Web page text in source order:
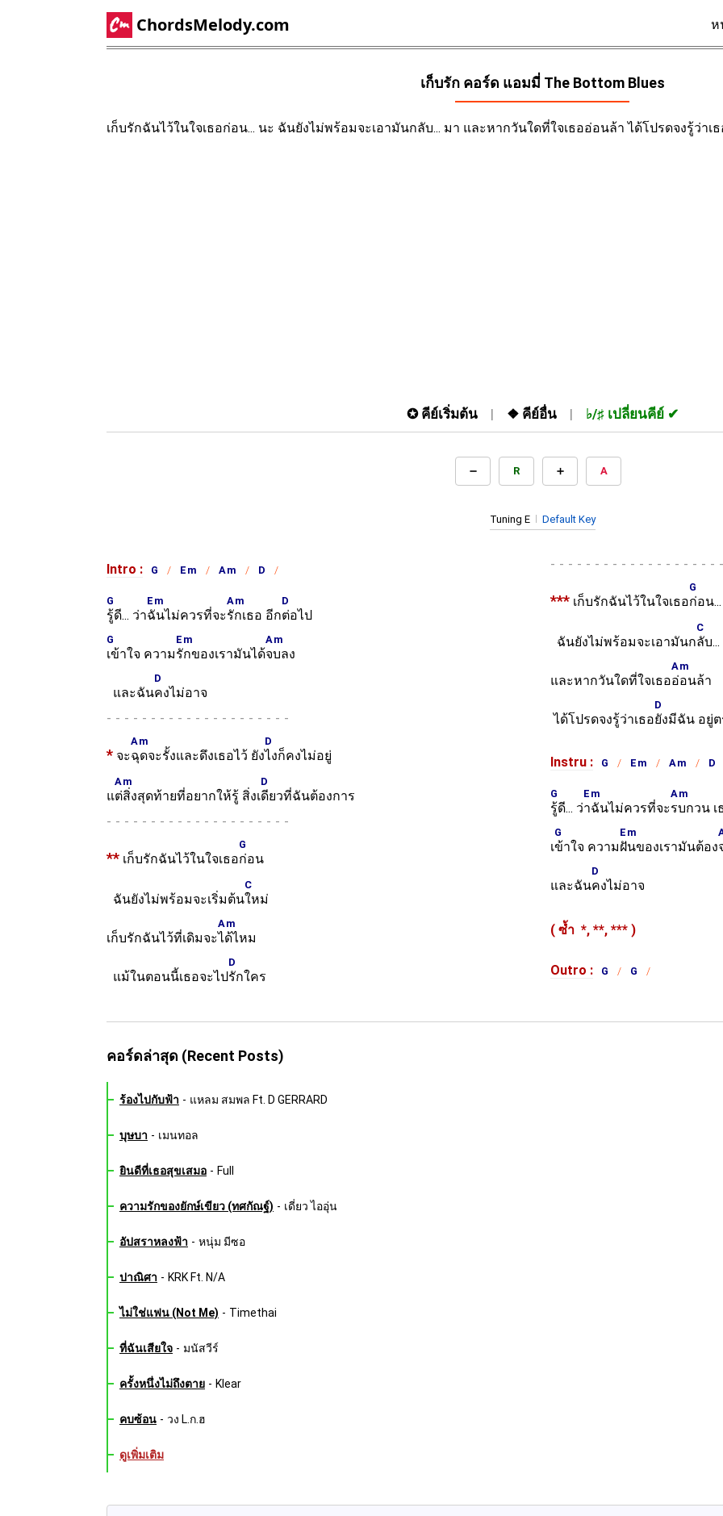
ChordsMelody.com ห
เก็บรัก คอร์ด แอมมี่ The Bottom Blues
เก็บรักฉันไว้ในใจเธอก่อน... นะ ฉันยังไม่พร้อมจะเอามันกลับ... มา และหากวันใดที่ใจเธออ่อนล้า ได้โปรดจงรู้ว่าเ
✪ คีย์เริ่มต้น ❖ คีย์อื่น ♭/♯ เปลี่ยนคีย์
R A
Tuning E Default Key
Intro : G Em Am D
G
รู้ดี... ว่า
Em
ฉันไม่ควรที่จะ
Am
รักเธอ อีก
D
ต่อไป
G
เข้าใจ ความ
Em
รักของเรามันได้
Am
จบลง
และฉัน
D
คงไม่อาจ
-
* จะ
Am
ฉุดจะรั้งและดึงเธอไว้ ยัง
D
ไงก็คงไม่อยู่
แ
Am
ต่สิ่งสุดท้ายที่อยากให้รู้ สิ่งเ
D
ดียวที่ฉันต้องการ
-
** เก็บรักฉันไว้ในใจเธอ
G
ก่อน
ฉันยังไม่พร้อมจะเริ่มต้น
C
ใหม่
เก็บรักฉันไว้ที่เดิมจะ
Am
ได้ไหม
แม้ในตอนนี้เธอจะไป
D
รักใคร
-
*** เก็บรักฉันไว้ในใจเธอ
G
ก่อน
ฉันยังไม่พร้อมจะเอามันก
C
ลับ
และหากวันใดที่ใจเธอ
Am
อ่อนล้า
ได้โปรดจงรู้ว่าเธอ
D
ยังมีฉัน อยู่
Instru : G Em Am D
G
รู้ดี... ว่
Em
าฉันไม่ควรที่จะ
Am
รบกวน เ
เ
G
ข้าใจ ความ
Em
ฝันของเรามันต้อง
และฉัน
D
คงไม่อาจ
( ซ้ำ *, **, *** )
Outro : G G
คอร์ดล่าสุด (Recent Posts)
ร้องไปกับฟ้า - แหลม สมพล Ft. D GERRARD
บุษบา - เมนทอล
ยินดีที่เธอสุขเสมอ - Full
ความรักของยักษ์เขียว (ทศกัณฐ์) - เดี่ยว ไออุ่น
อัปสราหลงฟ้า - หนุ่ม มีซอ
ปาณิศา - KRK Ft. N/A
ไม่ใช่แฟน (Not Me) - Timethai
ที่ฉันเสียใจ - มนัสวีร์
ครั้งหนึ่งไม่ถึงตาย - Klear
คบซ้อน - วง L.ก.ฮ
ดูเพิ่มเติม